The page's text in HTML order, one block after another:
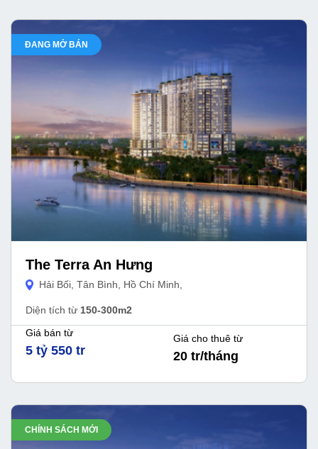
ĐANG MỞ BÁN
The Terra An Hưng
Hải Bối, Tân Bình, Hồ Chí Minh,
Diện tích từ 150-300m2
Giá bán từ
5 tỷ 550 tr
Giá cho thuê từ
20 tr/tháng
CHÍNH SÁCH MỚI